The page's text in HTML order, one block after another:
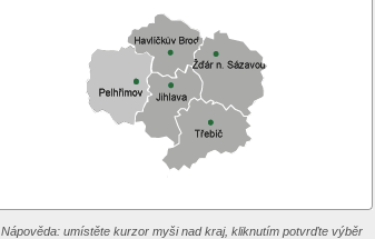
Nápověda: umístěte kurzor myši nad kraj, kliknutím potvrďte výběr